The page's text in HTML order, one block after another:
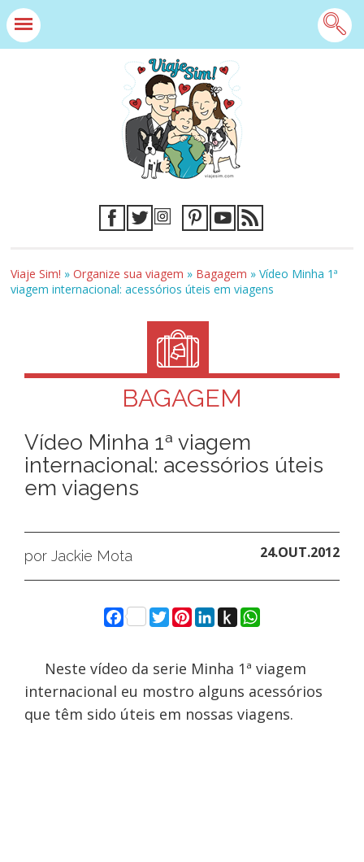
Viaje Sim! »Organize sua viagem » Bagagem »Vídeo Minha 1ª
viagem internacional: acessórios úteis em viagens
BAGAGEM
Vídeo Minha 1ª viagem
internacional: acessórios úteis
em viagens
por Jackie Mota 24.OUT.2012
Facebook
Twitter
Pinterest
LinkedIn
Push
to
WhatsApp
Neste vídeo da serie Minha 1ª viagem
internacional eu mostro alguns acessórios
que têm sido úteis em nossas viagens.